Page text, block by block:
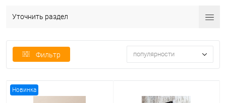
Уточнить раздел
Фильтр популярности
Новинка